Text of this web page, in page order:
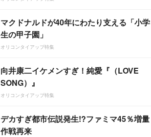
マクドナルドが40年にわたり支える「小学
生の甲子園」
オリコンタイアップ特集
向井康二イケメンすぎ！純愛『（LOVE
SONG）』
オリコンタイアップ特集
デカすぎ都市伝説発生!?ファミマ45％増量
作戦再来